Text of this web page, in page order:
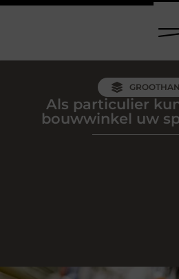
Als particulier
bouwwinkel uw